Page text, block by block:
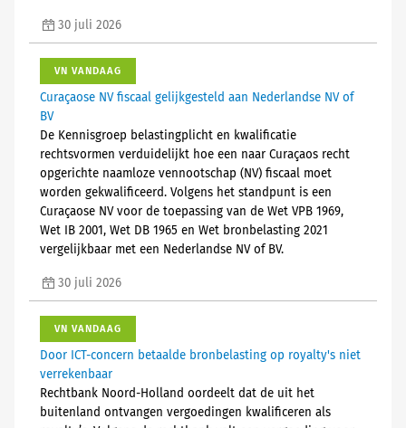
30 juli 2026
VN VANDAAG
Curaçaose NV fiscaal gelijkgesteld aan Nederlandse NV of
BV
De Kennisgroep belastingplicht en kwalificatie
rechtsvormen verduidelijkt hoe een naar Curaçaos recht
opgerichte naamloze vennootschap (NV) fiscaal moet
worden gekwalificeerd. Volgens het standpunt is een
Curaçaose NV voor de toepassing van de Wet VPB 1969,
Wet IB 2001, Wet DB 1965 en Wet bronbelasting 2021
vergelijkbaar met een Nederlandse NV of BV.
30 juli 2026
VN VANDAAG
Door ICT-concern betaalde bronbelasting op royalty's niet
verrekenbaar
Rechtbank Noord-Holland oordeelt dat de uit het
buitenland ontvangen vergoedingen kwalificeren als